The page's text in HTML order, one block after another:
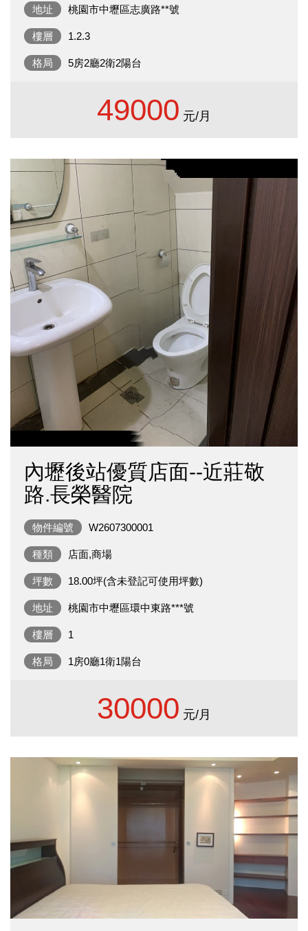
地址 桃園市中壢區志廣路**號
樓層 1.2.3
格局 5房2廳2衛2陽台
49000 元/月
內壢後站優質店面--近莊敬
路.長榮醫院
物件編號 W2607300001
種類 店面,商場
坪數 18.00坪(含未登記可使用坪數)
地址 桃園市中壢區環中東路***號
樓層 1
格局 1房0廳1衛1陽台
30000 元/月